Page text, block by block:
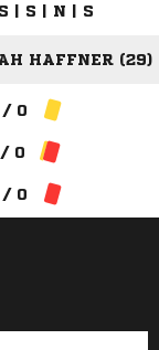
| S | N | S
HAFFNER (29)
/ 0
/ 0
/ 0